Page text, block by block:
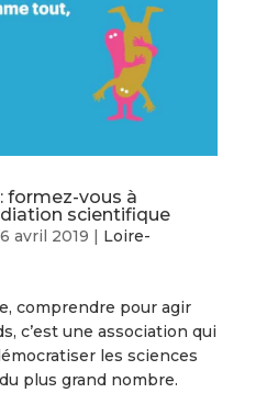
formez-vous à
scientifique
avril 2019 | Loire-
comprendre pour agir
c’est une association qui
les sciences
plus grand nombre.